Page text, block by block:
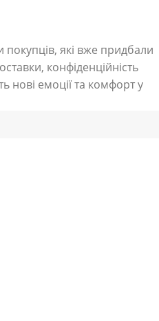
покупців, які вже придбали
конфіденційність
нові емоції та комфорт у